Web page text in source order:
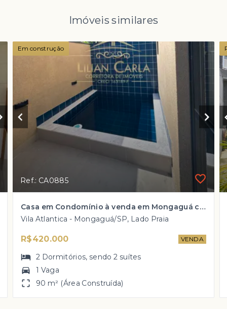
Imóveis similares
Em construção
Ref.: CA0885
Casa em Condomínio à venda em Mongaguá com 2 suítes e piscina privativa à partir de R$ 420 mil
Vila Atlantica - Mongaguá/SP, Lado Praia
R$420.000 VENDA
2 Dormitórios, sendo2 suítes
1 Vaga
90 m² (Área Construída)